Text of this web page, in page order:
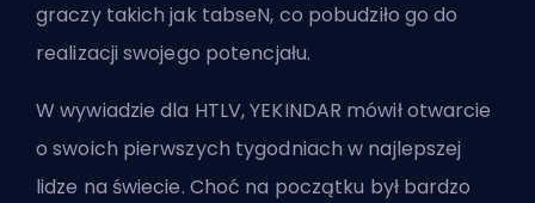
graczy takich jak tabseN, co pobudziło go do
realizacji swojego potencjału.
W wywiadzie dla HTLV, YEKINDAR mówił otwarcie
o swoich pierwszych tygodniach w najlepszej
lidze na świecie. Choć na początku był bardzo